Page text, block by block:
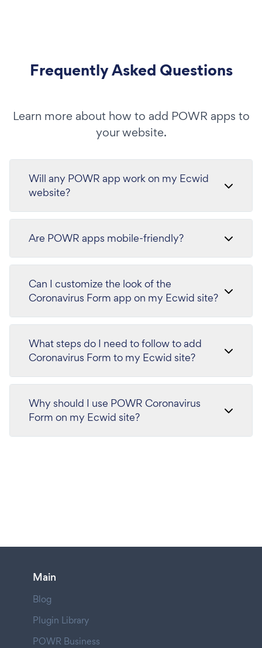
Frequently Asked Questions
Learn more about how to add POWR apps to
your website.
Will any POWR app work on my Ecwid
website?
Are POWR apps mobile-friendly?
Can I customize the look of the
Coronavirus Form app on my Ecwid site?
What steps do I need to follow to add
Coronavirus Form to my Ecwid site?
Why should I use POWR Coronavirus
Form on my Ecwid site?
Main
Blog
Plugin Library
POWR Business